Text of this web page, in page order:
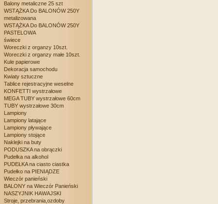
Balony metaliczne 25 szt
WSTĄŻKA Do BALONÓW 250Y
metalizowana
WSTĄŻKA Do BALONÓW 250Y
PASTELOWA
świece
Woreczki z organzy 10szt.
Woreczki z organzy małe 10szt.
Kule papierowe
Dekoracja samochodu
Kwiaty sztuczne
Tablice rejestracyjne weselne
KONFETTI wystrzałowe
MEGA TUBY wystrzałowe 60cm
TUBY wystrzałowe 30cm
Lampiony
Lampiony latające
Lampiony pływające
Lampiony stojące
Naklejki na buty
PODUSZKA na obrączki
Pudełka na alkohol
PUDEŁKA na ciasto ciastka
Pudełko na PIENIĄDZE
Wieczór panieński
BALONY na Wieczór Panieński
NASZYJNIK HAWAJSKI
Stroje, przebrania,ozdoby